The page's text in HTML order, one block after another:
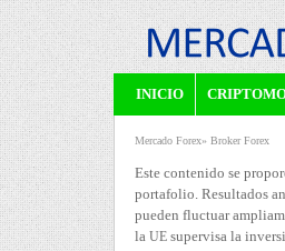
m
e
r
M
N
Ú
INICIO
U
s
Mercado Forex» Broker Forex
Este contenido se
portafolio. Resultados
pueden fluctuar
la UE supervisa la